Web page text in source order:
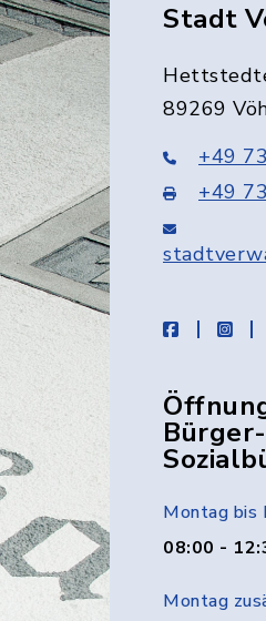
Stadt
89269
+49
+49
facebook
Montag bis
08:00 -
Montag